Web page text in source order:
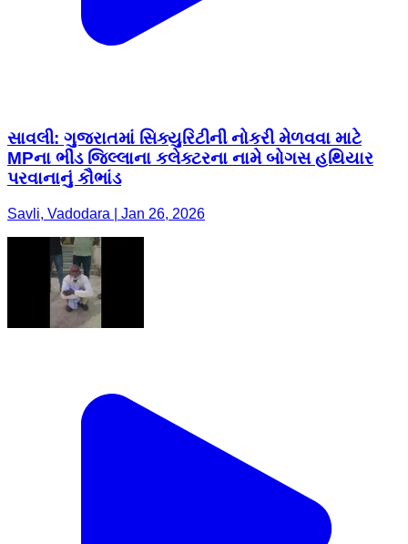
સાવલી: ગુજરાતમાં સિક્યુરિટીની નોકરી મેળવવા માટે
MPના ભીંડ જિલ્લાના કલેક્ટરના નામે બોગસ હથિયાર
પરવાનાનું કૌભાંડ
Savli, Vadodara | Jan 26, 2026